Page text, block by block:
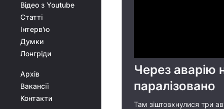
Відео з Youtube
Статті
Інтерв'ю
Думки
Лонгріди
Архів
Вакансії
Контакти
Через аварію
паралізовано
Там зіштовхнулися три